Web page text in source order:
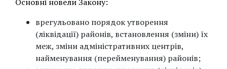
врегульовано порядок утворення
(ліквідації) районів, встановлення (зміни) їх
меж, зміни адміністративних центрів,
найменування (перейменування) районів;